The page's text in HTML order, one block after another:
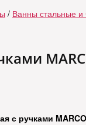
/ Ванны стальные и
с ручками